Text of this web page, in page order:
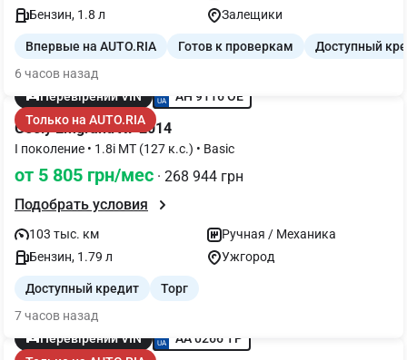
Бензин, 1.8 л
Залещики
Впервые на AUTO.RIA Готов к проверкам
Доступный
6 часов назад
Перевірений VIN
AH 9116 OE
Только на AUTO.RIA
Geely Emgrand X7 2014
I поколение • 1.8i MT (127 к.с.) • Basic
от 5 805 грн/мес · 268 944 грн
Подобрать условия
103 тыс. км
Ручная / Механика
Бензин, 1.79 л
Ужгород
Доступный кредит
Торг
7 часов назад
Перевірений VIN
AA 0266 TP